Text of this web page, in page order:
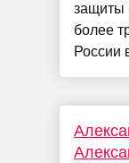
защиты
более
России